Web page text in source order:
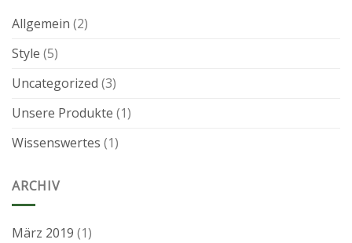
Allgemein (2)
Style (5)
Uncategorized (3)
Unsere Produkte (1)
Wissenswertes (1)
ARCHIV
März 2019 (1)